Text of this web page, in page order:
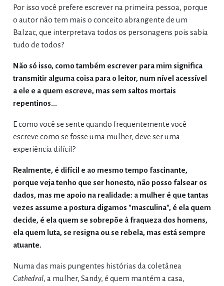
Por isso você prefere escrever na primeira pessoa, porque
o autor não tem mais o conceito abrangente de um
Balzac, que interpretava todos os personagens pois sabia
tudo de todos?
Não só isso, como também escrever para mim significa
transmitir alguma coisa para o leitor, num nível acessível
a ele e a quem escreve, mas sem saltos mortais
repentinos...
E como você se sente quando frequentemente você
escreve como se fosse uma mulher, deve ser uma
experiência difícil?
Realmente, é difícil e ao mesmo tempo fascinante,
porque veja tenho que ser honesto, não posso falsear os
dados, mas me apoio na realidade: a mulher é que tantas
vezes assume a postura digamos "masculina", é ela quem
decide, é ela quem se sobrepõe à fraqueza dos homens,
ela quem luta, se resigna ou se rebela, mas está sempre
atuante.
Numa das mais pungentes histórias da coletânea
Cathedral, a mulher, Sandy, é quem mantém a casa,